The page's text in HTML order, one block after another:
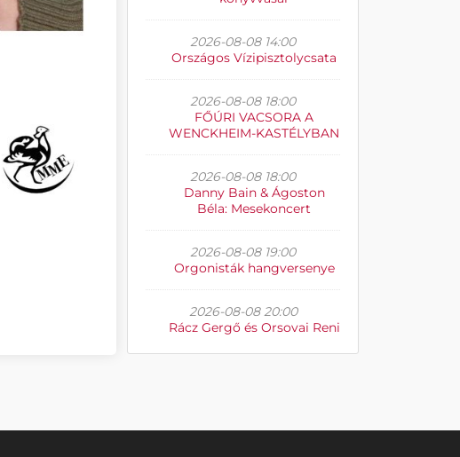
2026-08-08 14:00
Országos Vízipisztolycsata
2026-08-08 18:00
FŐÚRI VACSORA A
WENCKHEIM-KASTÉLYBAN
2026-08-08 18:00
Danny Bain & Ágoston
Béla: Mesekoncert
2026-08-08 19:00
Orgonisták hangversenye
2026-08-08 20:00
Rácz Gergő és Orsovai Reni